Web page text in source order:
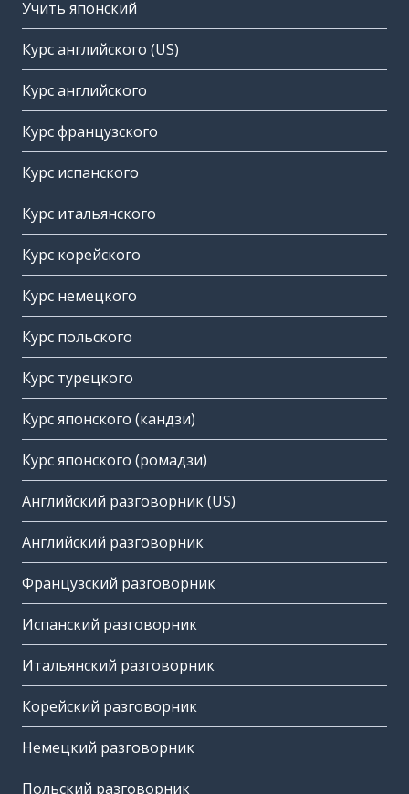
Учить японский
Курс английского (US)
Курс английского
Курс французского
Курс испанского
Курс итальянского
Курс корейского
Курс немецкого
Курс польского
Курс турецкого
Курс японского (кандзи)
Курс японского (ромадзи)
Английский разговорник (US)
Английский разговорник
Французский разговорник
Испанский разговорник
Итальянский разговорник
Корейский разговорник
Немецкий разговорник
Польский разговорник